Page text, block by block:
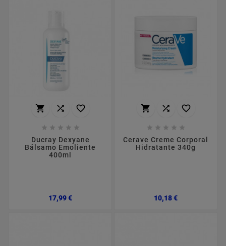
  
    
Ducray Dexyane
Bálsamo Emoliente
400ml
17,99 €Preço
  
    
Cerave Creme Corporal
Hidratante 340g
10,18 €Preço